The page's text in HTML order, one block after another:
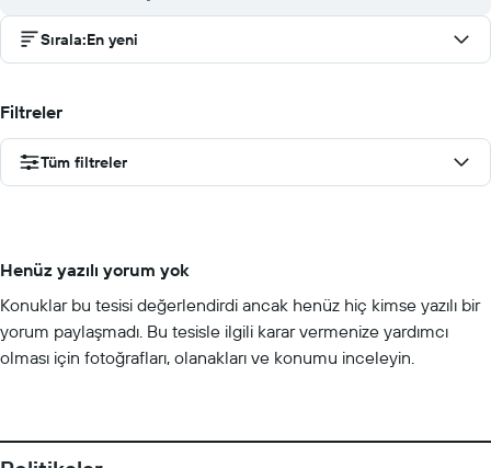
Sırala:En yeni
Filtreler
Tüm filtreler
Henüz yazılı yorum yok
Konuklar bu tesisi değerlendirdi ancak henüz hiç kimse yazılı bir
yorum paylaşmadı. Bu tesisle ilgili karar vermenize yardımcı
olması için fotoğrafları, olanakları ve konumu inceleyin.